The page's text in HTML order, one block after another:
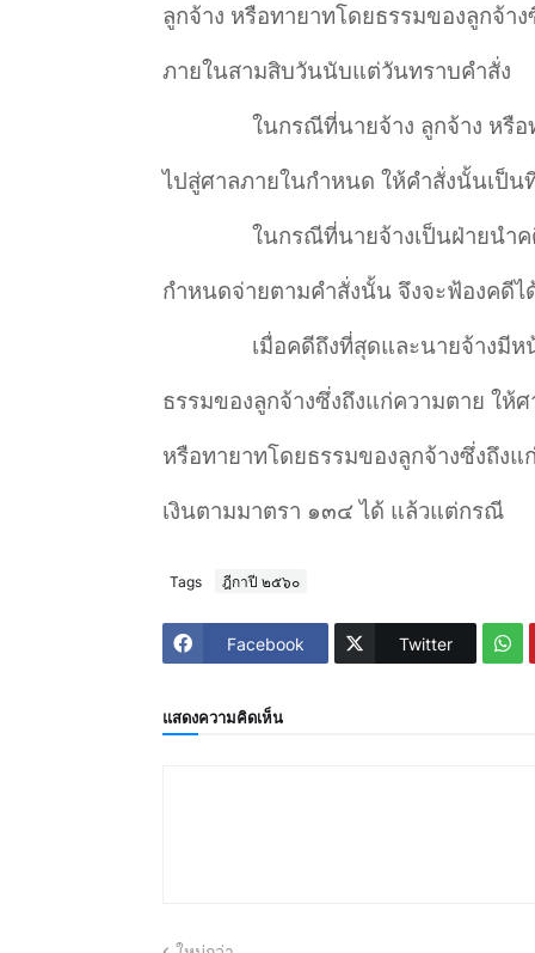
ลูกจ้าง หรือทายาทโดยธรรมของลูกจ้า
ภายในสามสิบวันนับแต่วันทราบคำสั่ง
ในกรณีที่นายจ้าง ลูกจ้าง หรื
ไปสู่ศาลภายในกำหนด ให้คำสั่งนั้นเป็น
ในกรณีที่นายจ้างเป็นฝ่ายนำ
กำหนดจ่ายตามคำสั่งนั้น จึงจะฟ้องคดีไ
เมื่อคดีถึงที่สุดและนายจ้างมี
ธรรมของลูกจ้างซึ่งถึงแก่ความตาย ให้
หรือทายาทโดยธรรมของลูกจ้างซึ่งถึง
เงินตามมาตรา ๑๓๔ ได้ แล้วแต่กรณี
Tags ฎีกาปี ๒๕๖๐
Facebook Twitter
แสดงความคิดเห็น